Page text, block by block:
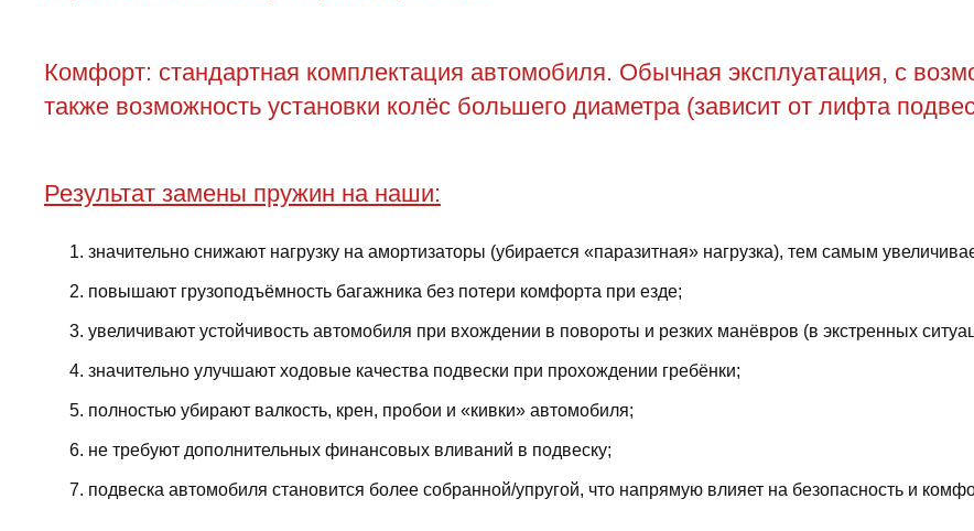
Комфорт: стандартная комплектация автомобиля. Обычная эксплуатация, с
также возможность установки колёс большего диаметра (зависит от лифта
Результат замены пружин на наши:
значительно снижают нагрузку на амортизаторы (убирается «паразитная» нагрузка), тем самым
повышают грузоподъёмность багажника без потери комфорта при езде;
увеличивают устойчивость автомобиля при вхождении в повороты и резких манёвров (в экстренных
значительно улучшают ходовые качества подвески при прохождении гребёнки;
полностью убирают валкость, крен, пробои и «кивки» автомобиля;
не требуют дополнительных финансовых вливаний в подвеску;
подвеска автомобиля становится более собранной/упругой, что напрямую влияет на безопасность и